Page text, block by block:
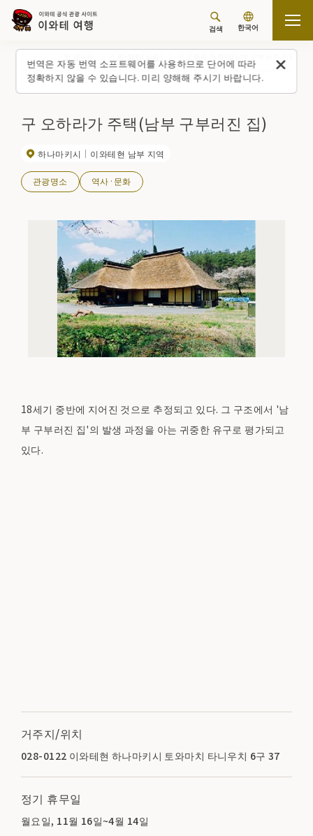
번역은 자동 번역 소프트웨어를 사용하므로 단어에 따라
정확하지 않을 수 있습니다. 미리 양해해 주시기 바랍니다.
검색 한국어
구 오하라가 주택(남부 구부러진 집)
하나마키시 이와테현 남부 지역
관광명소 역사·문화
18세기 중반에 지어진 것으로 추정되고 있다. 그 구조에서 '남
부 구부러진 집'의 발생 과정을 아는 귀중한 유구로 평가되고
있다.
거주지/위치
028-0122 이와테현 하나마키시 토와마치 타니우치 6구 37
정기 휴무일
월요일, 11월 16일~4월 14일